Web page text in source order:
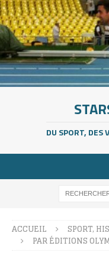
DU SPORT, DES
ACCUEIL
SPORT,
PAR ÉDITIONS